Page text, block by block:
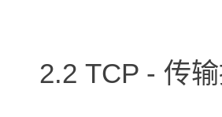
2.2 TCP - 传